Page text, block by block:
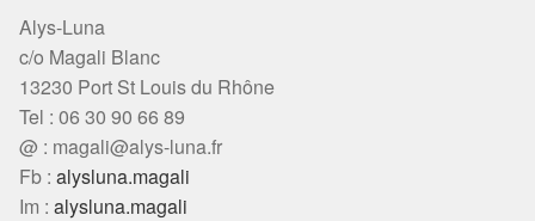
Alys-Luna
c/o Magali Blanc
13230 Port St Louis du Rhône
Tel : 06 30 90 66 89
@ : magali@alys-luna.fr
Fb : alysluna.magali
Im : alysluna.magali